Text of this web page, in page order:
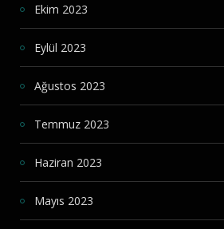
Ekim 2023
Eylül 2023
Ağustos 2023
Temmuz 2023
Haziran 2023
Mayıs 2023